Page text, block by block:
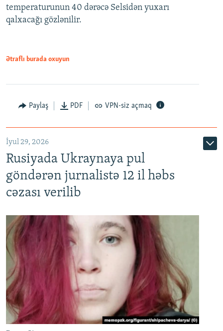
temperaturunun 40 dərəcə Selsidən yuxarı
qalxacağı gözlənilir.
Ətraflı burada oxuyun
Paylaş PDF VPN-siz açmaq
İyul 29, 2026
Rusiyada Ukraynaya pul
göndərən jurnalistə 12 il həbs
cəzası verilib